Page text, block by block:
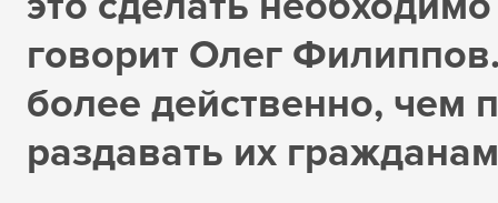
говорит Олег
более действенно, чем
раздавать их